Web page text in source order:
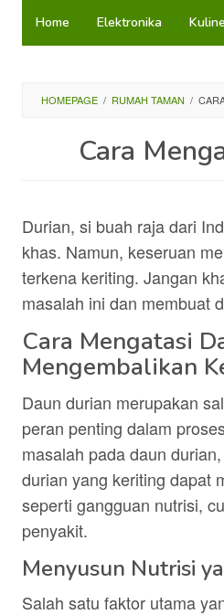
LoncatHome Elektronika
HOMEPAGE / RUMAH TAMAN /
Cara
Durian, si buah raja dari
khas. Namun, keseruan
terkena keriting. Jangan
masalah ini dan membuat
Cara Mengatasi
Mengembalikan
Daun durian merupakan
peran penting dalam
masalah pada daun
durian yang keriting dapat
seperti gangguan nutrisi,
penyakit.
Menyusun Nutrisi
Salah satu faktor utama